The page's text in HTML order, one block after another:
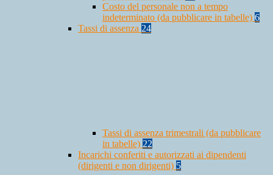
Costo del personale non a tempo
indeterminato (da pubblicare in tabelle) 6
Tassi di assenza 24
Tassi di assenza trimestrali (da pubblicare
in tabelle) 22
Incarichi conferiti e autorizzati ai dipendenti
(dirigenti e non dirigenti) 5